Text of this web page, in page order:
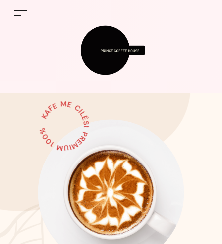
KAFE ME CILËSI PREMIUM 100%